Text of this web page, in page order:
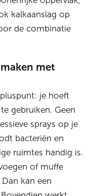
kalkaanslag op
de combinatie
met
je hoeft
gebruiken. Geen
sprays op je
bacteriën en
ruimtes handig is.
of muffe
kan een